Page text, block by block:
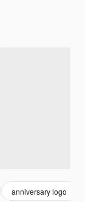
anniversary logo